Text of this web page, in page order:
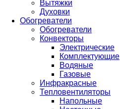
Вытяжки
Духовки
Обогреватели
Обогреватели
Конвекторы
Электрические
Комплектующие
Водяные
Газовые
Инфракрасные
Тепловентиляторы
Напольные